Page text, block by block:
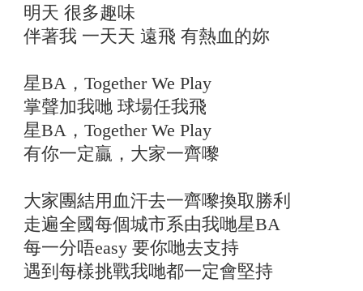
明天 很多趣味
伴著我 一天天 遠飛 有熱血的妳
星BA，Together We Play
掌聲加我哋 球場任我飛
星BA，Together We Play
有你一定贏，大家一齊嚟
大家團結用血汗去一齊嚟換取勝利
走遍全國每個城市系由我哋星BA
每一分唔easy 要你哋去支持
遇到每樣挑戰我哋都一定會堅持